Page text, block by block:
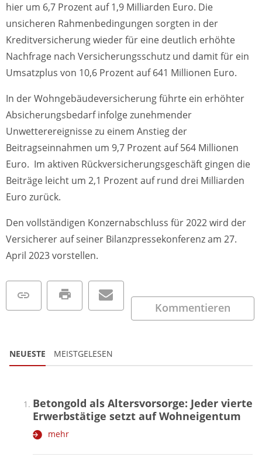
hier um 6,7 Prozent auf 1,9 Milliarden Euro. Die
unsicheren Rahmenbedingungen sorgten in der
Kreditversicherung wieder für eine deutlich erhöhte
Nachfrage nach Versicherungsschutz und damit für ein
Umsatzplus von 10,6 Prozent auf 641 Millionen Euro.
In der Wohngebäudeversicherung führte ein erhöhter
Absicherungsbedarf infolge zunehmender
Unwetterereignisse zu einem Anstieg der
Beitragseinnahmen um 9,7 Prozent auf 564 Millionen
Euro. Im aktiven Rückversicherungsgeschäft gingen die
Beiträge leicht um 2,1 Prozent auf rund drei Milliarden
Euro zurück.
Den vollständigen Konzernabschluss für 2022 wird der
Versicherer auf seiner Bilanzpressekonferenz am 27.
April 2023 vorstellen.
Kommentieren
NEUESTE MEISTGELESEN
Betongold als Altersvorsorge: Jeder vierte
Erwerbstätige setzt auf Wohneigentum
mehr